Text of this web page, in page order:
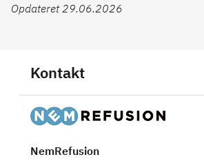
Opdateret 29.06.2026
Kontakt
NemRefusion